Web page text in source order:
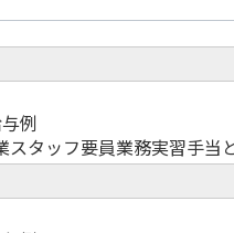
例
タッフ要員業務実習手当